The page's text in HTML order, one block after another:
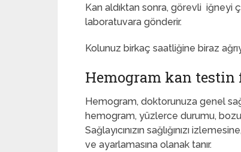
Kan aldıktan sonra, görevli iğneyi
laboratuvara gönderir.
Kolunuz birkaç saatliğine biraz
Hemogram kan testin
Hemogram, doktorunuza genel
hemogram, yüzlerce durumu,
Sağlayıcınızın sağlığınızı
ve ayarlamasına olanak tanır.